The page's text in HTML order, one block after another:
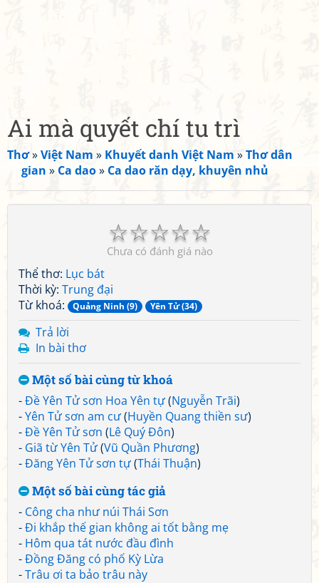
Ai mà quyết chí tu trì
Thơ»Việt Nam » Khuyết danh Việt Nam »Thơ dân
gian » Ca dao» Ca dao răn dạy, khuyên nhủ
☆
☆
☆
☆
☆
Chưa có đánh giá nào
Thể thơ: Lục bát
Thời kỳ: Trung đại
Từ khoá:
Quảng Ninh (9) Yên Tử (34)
Trả lời
In bài thơ
Một số bài cùng từ khoá
-Đề Yên Tử sơn Hoa Yên tự(Nguyễn Trãi)
-Yên Tử sơn am cư(Huyền Quang thiền sư)
-Đề Yên Tử sơn (Lê Quý Đôn)
- Giã từ Yên Tử(Vũ Quần Phương)
-Đăng Yên Tử sơn tự(Thái Thuận)
Một số bài cùng tác giả
- Công cha như núi Thái Sơn
-Đi khắp thế gian không ai tốt bằng mẹ
- Hôm qua tát nước đầu đình
-Đồng Đăng có phố Kỳ Lừa
-Trâu ơi ta bảo trâu này